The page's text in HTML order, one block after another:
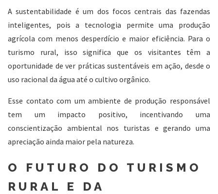
A sustentabilidade é um dos focos centrais das fazendas
inteligentes, pois a tecnologia permite uma produção
agrícola com menos desperdício e maior eficiência. Para o
turismo rural, isso significa que os visitantes têm a
oportunidade de ver práticas sustentáveis em ação, desde o
uso racional da água até o cultivo orgânico.
Esse contato com um ambiente de produção responsável
tem um impacto positivo, incentivando uma
conscientização ambiental nos turistas e gerando uma
apreciação ainda maior pela natureza.
O FUTURO DO TURISMO
RURAL E DA